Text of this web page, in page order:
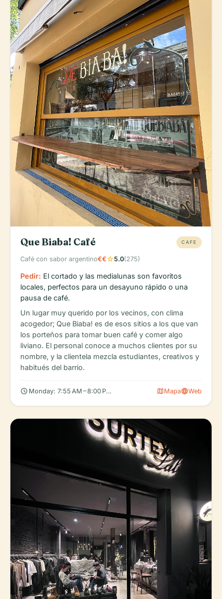
Que Biaba! Café CAFE
Café con sabor argentino€€star5.0(275)
Pedir: El cortado y las medialunas son favoritos
locales, perfectos para un desayuno rápido o una
pausa de café.
Un lugar muy querido por los vecinos, con clima
acogedor; Que Biaba! es de esos sitios a los que van
los porteños para tomar buen café y comer algo
liviano. El personal conoce a muchos clientes por su
nombre, y la clientela mezcla estudiantes, creativos y
habitués del barrio.
schedule Monday: 7:55 AM – 8:00 PM, Tuesday: 7:55 AM – 8:00 PM,
mapMapalanguageWeb